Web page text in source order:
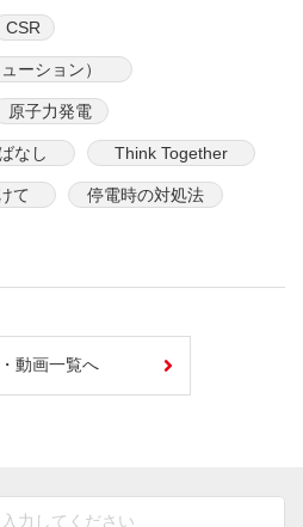
CSR
ーション）
原子力発電
なし Think Together
て 停電時の対処法
動画一覧へ